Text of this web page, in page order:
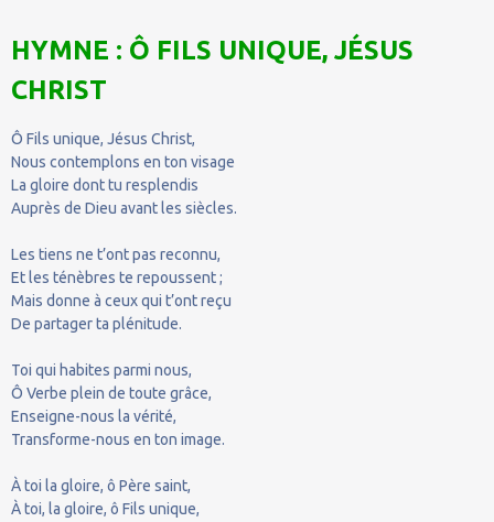
HYMNE : Ô FILS UNIQUE, JÉSUS
CHRIST
Ô Fils unique, Jésus Christ,
Nous contemplons en ton visage
La gloire dont tu resplendis
Auprès de Dieu avant les siècles.
Les tiens ne t’ont pas reconnu,
Et les ténèbres te repoussent ;
Mais donne à ceux qui t’ont reçu
De partager ta plénitude.
Toi qui habites parmi nous,
Ô Verbe plein de toute grâce,
Enseigne-nous la vérité,
Transforme-nous en ton image.
À toi la gloire, ô Père saint,
À toi, la gloire, ô Fils unique,